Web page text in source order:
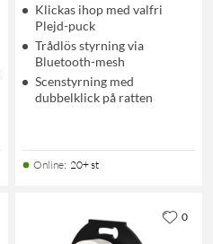
Klickas ihop med valfri
Plejd-puck
Trådlös styrning via
Bluetooth-mesh
Scenstyrning med
dubbelklick på ratten
Online: 20+ st
0